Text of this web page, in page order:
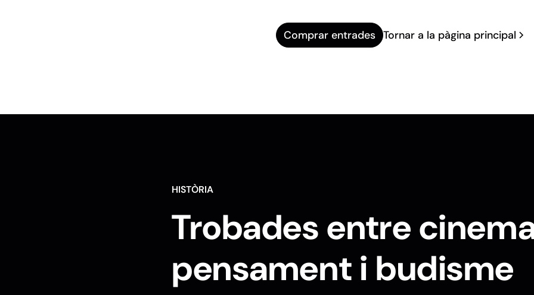
Comprar entrades Tornar a la pàgina principal
HISTÒRIA
Trobades entre
pensament i budisme